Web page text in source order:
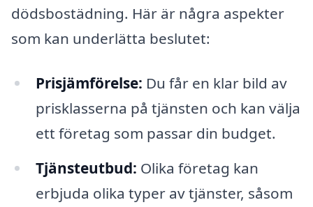
dödsbostädning. Här är några aspekter
som kan underlätta beslutet:
Prisjämförelse: Du får en klar bild av
prisklasserna på tjänsten och kan välja
ett företag som passar din budget.
Tjänsteutbud: Olika företag kan
erbjuda olika typer av tjänster, såsom